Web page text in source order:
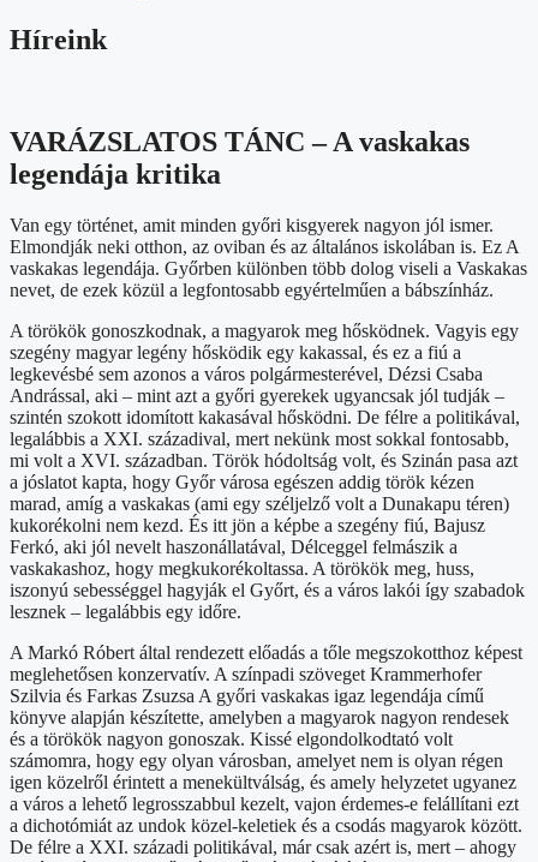
Híreink
VARÁZSLATOS TÁNC – A vaskakas
legendája kritika
Van egy történet, amit minden győri kisgyerek nagyon jól ismer.
Elmondják neki otthon, az oviban és az általános iskolában is. Ez A
vaskakas legendája. Győrben különben több dolog viseli a Vaskakas
nevet, de ezek közül a legfontosabb egyértelműen a bábszínház.
A törökök gonoszkodnak, a magyarok meg hősködnek. Vagyis egy
szegény magyar legény hősködik egy kakassal, és ez a fiú a
legkevésbé sem azonos a város polgármesterével, Dézsi Csaba
Andrással, aki – mint azt a győri gyerekek ugyancsak jól tudják –
szintén szokott idomított kakasával hősködni. De félre a politikával,
legalábbis a XXI. századival, mert nekünk most sokkal fontosabb,
mi volt a XVI. században. Török hódoltság volt, és Szinán pasa azt
a jóslatot kapta, hogy Győr városa egészen addig török kézen
marad, amíg a vaskakas (ami egy széljelző volt a Dunakapu téren)
kukorékolni nem kezd. És itt jön a képbe a szegény fiú, Bajusz
Ferkó, aki jól nevelt haszonállatával, Délceggel felmászik a
vaskakashoz, hogy megkukorékoltassa. A törökök meg, huss,
iszonyú sebességgel hagyják el Győrt, és a város lakói így szabadok
lesznek – legalábbis egy időre.
A Markó Róbert által rendezett előadás a tőle megszokotthoz képest
meglehetősen konzervatív. A színpadi szöveget Krammerhofer
Szilvia és Farkas Zsuzsa A győri vaskakas igaz legendája című
könyve alapján készítette, amelyben a magyarok nagyon rendesek
és a törökök nagyon gonoszak. Kissé elgondolkodtató volt
számomra, hogy egy olyan városban, amelyet nem is olyan régen
igen közelről érintett a menekültválság, és amely helyzetet ugyanez
a város a lehető legrosszabbul kezelt, vajon érdemes-e felállítani ezt
a dichotómiát az undok közel-keletiek és a csodás magyarok között.
De félre a XXI. századi politikával, már csak azért is, mert – ahogy